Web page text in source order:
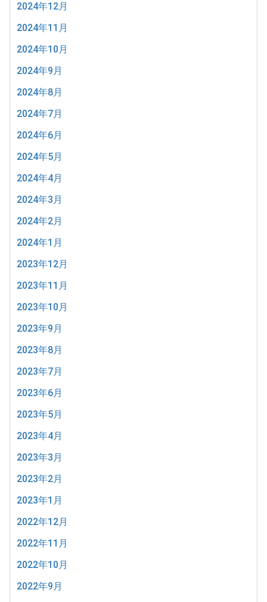
2024年12月
2024年11月
2024年10月
2024年9月
2024年8月
2024年7月
2024年6月
2024年5月
2024年4月
2024年3月
2024年2月
2024年1月
2023年12月
2023年11月
2023年10月
2023年9月
2023年8月
2023年7月
2023年6月
2023年5月
2023年4月
2023年3月
2023年2月
2023年1月
2022年12月
2022年11月
2022年10月
2022年9月